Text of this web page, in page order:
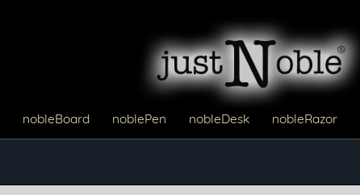
nobleBoard noblePen nobleDesk nobleRazor